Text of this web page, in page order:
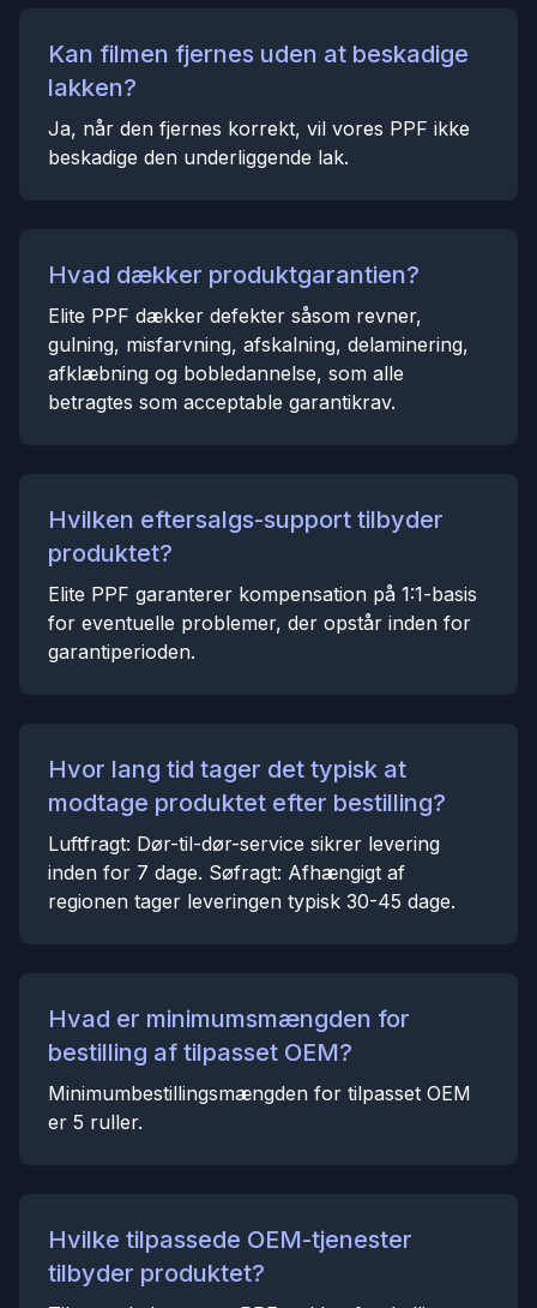
Kan filmen fjernes uden at beskadige
lakken?
Ja, når den fjernes korrekt, vil vores PPF ikke
beskadige den underliggende lak.
Hvad dækker produktgarantien?
Elite PPF dækker defekter såsom revner,
gulning, misfarvning, afskalning, delaminering,
afklæbning og bobledannelse, som alle
betragtes som acceptable garantikrav.
Hvilken eftersalgs-support tilbyder
produktet?
Elite PPF garanterer kompensation på 1:1-basis
for eventuelle problemer, der opstår inden for
garantiperioden.
Hvor lang tid tager det typisk at
modtage produktet efter bestilling?
Luftfragt: Dør-til-dør-service sikrer levering
inden for 7 dage. Søfragt: Afhængigt af
regionen tager leveringen typisk 30-45 dage.
Hvad er minimumsmængden for
bestilling af tilpasset OEM?
Minimumbestillingsmængden for tilpasset OEM
er 5 ruller.
Hvilke tilpassede OEM-tjenester
tilbyder produktet?